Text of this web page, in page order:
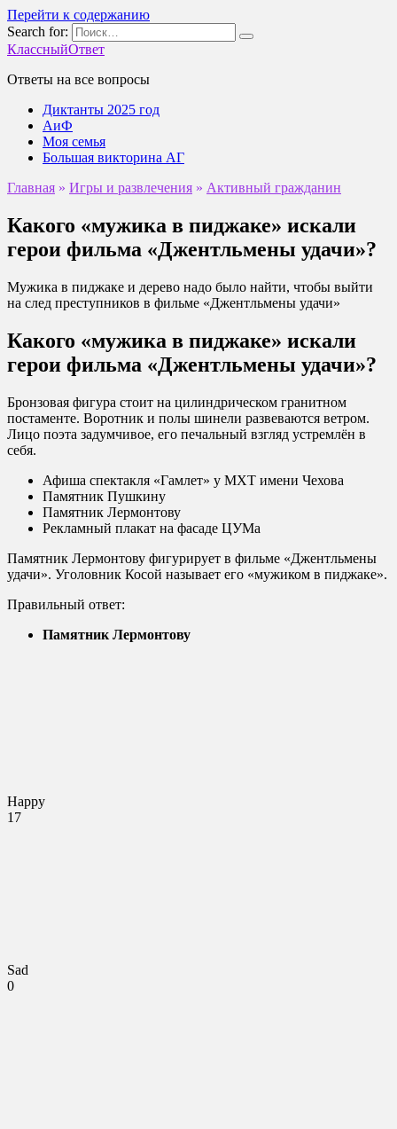
Перейти к содержанию
Search for:
КлассныйОтвет
Ответы на все вопросы
Диктанты 2025 год
АиФ
Моя семья
Большая викторина АГ
Главная » Игры и развлечения » Активный гражданин
Какого «мужика в пиджаке» искали
герои фильма «Джентльмены удачи»?
Мужика в пиджаке и дерево надо было найти, чтобы выйти
на след преступников в фильме «Джентльмены удачи»
Какого «мужика в пиджаке» искали
герои фильма «Джентльмены удачи»?
Бронзовая фигура стоит на цилиндрическом гранитном
постаменте. Воротник и полы шинели развеваются ветром.
Лицо поэта задумчивое, его печальный взгляд устремлён в
себя.
Афиша спектакля «Гамлет» у МХТ имени Чехова
Памятник Пушкину
Памятник Лермонтову
Рекламный плакат на фасаде ЦУМа
Памятник Лермонтову фигурирует в фильме «Джентльмены
удачи». Уголовник Косой называет его «мужиком в пиджаке».
Правильный ответ:
Памятник Лермонтову
Happy
17
Sad
0